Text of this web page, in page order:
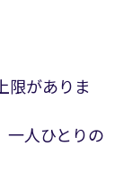
限がありま
一人ひとりの